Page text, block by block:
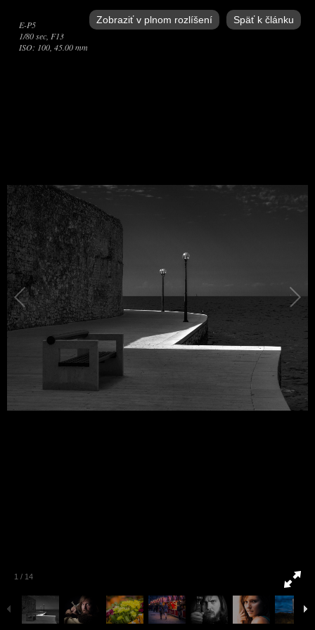
1 / 14
Zobraziť v plnom rozlíšení Späť k článku
E-P5
1/80 sec, F13
ISO: 100, 45.00 mm